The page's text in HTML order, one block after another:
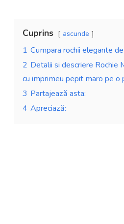
Cuprins ascunde
1 Cumpara rochii elegante
2 Detalii si descriere Rochie
cu imprimeu pepit maro pe o
3 Partajează asta:
4 Apreciază: